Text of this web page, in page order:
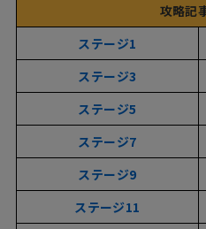
攻略記
ステージ1
ステージ3
ステージ5
ステージ7
ステージ9
ステージ11